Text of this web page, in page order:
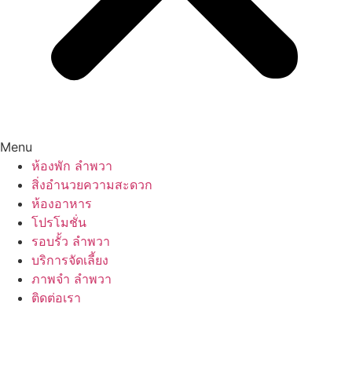
Menu
ห้องพัก ลำพวา
สิ่งอำนวยความสะดวก
ห้องอาหาร
โปรโมชั่น
รอบรั้ว ลำพวา
บริการจัดเลี้ยง
ภาพจำ ลำพวา
ติดต่อเรา